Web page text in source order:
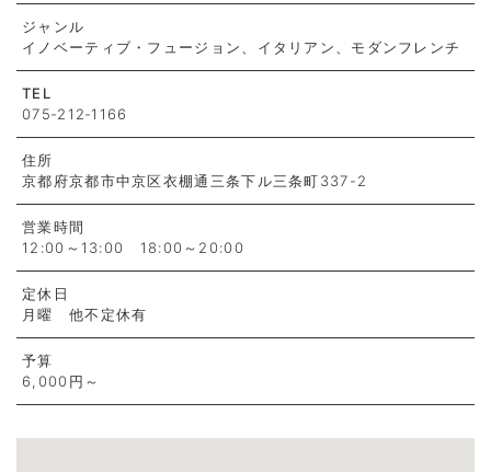
ジャンル
イノベーティブ・フュージョン、イタリアン、モダンフレンチ
TEL
075‐212‐1166
住所
京都府京都市中京区衣棚通三条下ル三条町337-2
営業時間
12:00～13:00 18:00～20:00
定休日
月曜 他不定休有
予算
6,000円～